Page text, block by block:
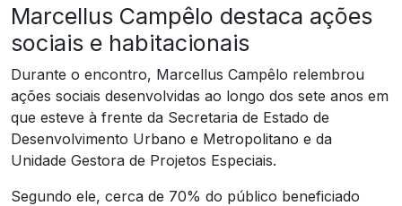
Marcellus Campêlo destaca ações
sociais e habitacionais
Durante o encontro, Marcellus Campêlo relembrou
ações sociais desenvolvidas ao longo dos sete anos em
que esteve à frente da Secretaria de Estado de
Desenvolvimento Urbano e Metropolitano e da
Unidade Gestora de Projetos Especiais.
Segundo ele, cerca de 70% do público beneficiado